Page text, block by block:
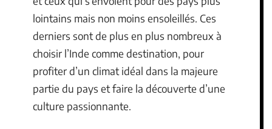
lointains mais non moins ensoleillés. Ces
derniers sont de plus en plus nombreux à
choisir l’Inde comme destination, pour
profiter d’un climat idéal dans la majeure
partie du pays et faire la découverte d’une
culture passionnante.